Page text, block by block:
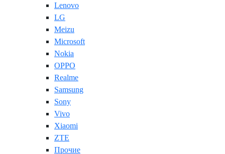
Lenovo
LG
Meizu
Microsoft
Nokia
OPPO
Realme
Samsung
Sony
Vivo
Xiaomi
ZTE
Прочие